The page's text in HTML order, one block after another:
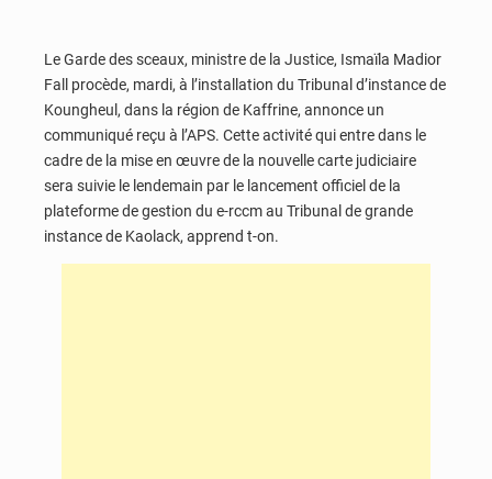
Le Garde des sceaux, ministre de la Justice, Ismaïla Madior
Fall procède, mardi, à l’installation du Tribunal d’instance de
Koungheul, dans la région de Kaffrine, annonce un
communiqué reçu à l’APS. Cette activité qui entre dans le
cadre de la mise en œuvre de la nouvelle carte judiciaire
sera suivie le lendemain par le lancement officiel de la
plateforme de gestion du e-rccm au Tribunal de grande
instance de Kaolack, apprend t-on.